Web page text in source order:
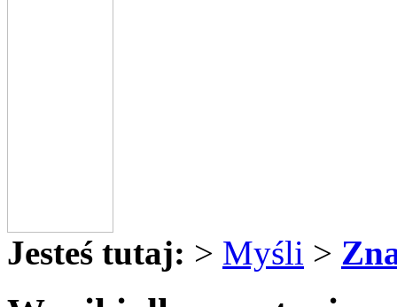
Jesteś tutaj: > Myśli >